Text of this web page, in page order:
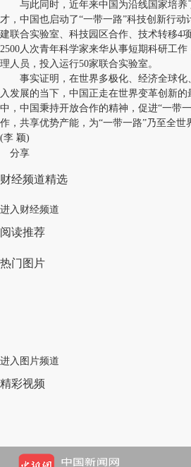
与此同时，近年来中国为沿线国家培养
才，中国也启动了“一带一路”科技创新行
建联合实验室、科技园区合作、技术转移4
2500人次青年科学家来华从事短期科研工
理人员，投入运行50家联合实验室。
事实证明，在世界多极化、经济全球化
入发展的当下，中国正走在世界变革创新的
中，中国秉持开放合作的精神，促进“一带
作，共享优势产能，为“一带一路”乃至全世
(李 颖)
分享
财经频道精选
进入财经频道
阅读推荐
热门图片
进入图片频道
精彩视频